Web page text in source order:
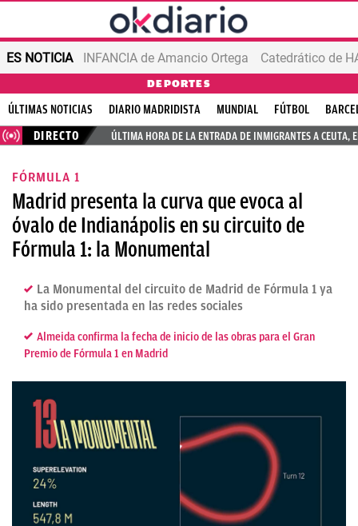
ES NOTICIA INFANCIA de Amancio Ortega
DEPORTES
ÚLTIMAS NOTICIAS DIARIO MADRIDISTA MUNDIAL FÚTBOL
DIRECTO
ÚLTIMA HORA DE LA ENTRADA DE INMIGRANTES A CEUTA,
FÓRMULA 1
Madrid presenta la curva que evoca al
óvalo de Indianápolis en su circuito de
Fórmula 1: la Monumental
La Monumental del circuito de Madrid de Fórmula 1 ya
ha sido presentada en las redes sociales
Almeida confirma la fecha de inicio de las obras para el Gran
Premio de Fórmula 1 en Madrid